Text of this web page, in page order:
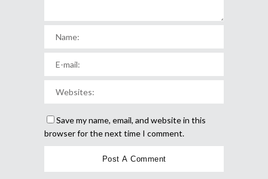
Save my name, email, and website in this
browser for the next time I comment.